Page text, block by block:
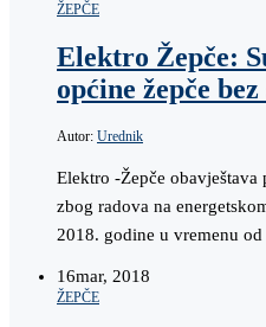
ŽEPČE
Elektro Žepče:
općine žepče
Autor: Urednik
Elektro -Žepče obavještava
zbog radova na
2018. godine u vremenu
16mar, 2018
ŽEPČE